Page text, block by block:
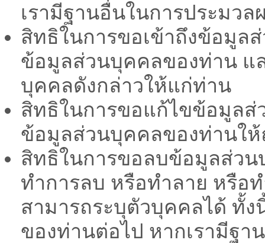
เรามีฐานอื่นในการประมว
สิทธิในการขอเข้าถึงข้อมูล
ข้อมูลส่วนบุคคลของท่าน แ
บุคคลดังกล่าวให้แก่ท่าน
สิทธิในการขอแก้ไขข้อมูลส่
ข้อมูลส่วนบุคคลของท่านใ
สิทธิในการขอลบข้อมูลส่วน
ทำการลบ หรือทำลาย หรื
สามารถระบุตัวบุคคลได้ ทั้
ของท่านต่อไป หากเรามีฐ